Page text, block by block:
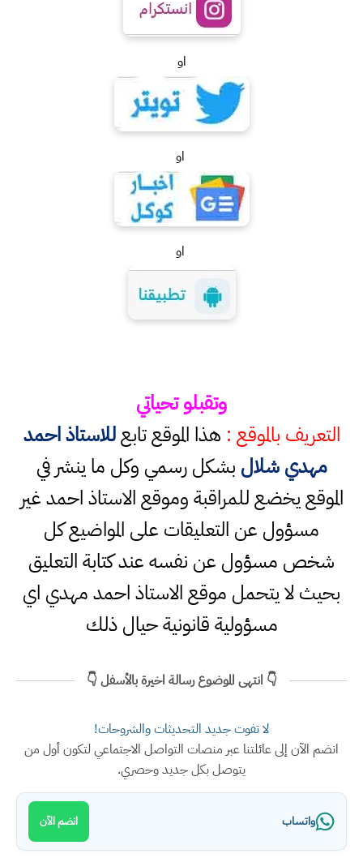
او
او
او
وتقبلو تحياتي
التعريف بالموقع : هذا الموقع تابعللاستاذ احمد
مهدي شلال بشكل رسمي وكل ما ينشر في
الموقع يخضع للمراقبة وموقع الاستاذ احمد غير
مسؤول عن التعليقات على المواضيع كل
شخص مسؤول عن نفسه عند كتابة التعليق
بحيث لا يتحمل موقع الاستاذ احمد مهدي اي
مسؤولية قانونية حيال ذلك
👇 انتهى الموضوع رسالة اخيرة بالأسفل 👇
لا تفوت جديد التحديثات والشروحات!
انضم الآن إلى عائلتنا عبر منصات التواصل الاجتماعي لتكون أول من
يتوصل بكل جديد وحصري.
واتساب انضم الآن